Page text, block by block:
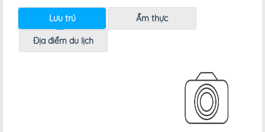
Lưu trú Ẩm thực
Địa điểm du lịch